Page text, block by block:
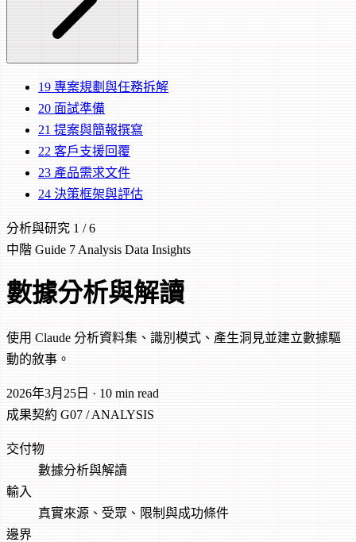
19 專案規劃與任務拆解
20 面試準備
21 提案與簡報撰寫
22 客戶支援回覆
23 產品需求文件
24 決策框架與評估
分析與研究 1 / 6
中階 Guide 7 Analysis Data Insights
數據分析與解讀
使用 Claude 分析資料集、識別模式、產生洞見並建立數據驅
動的敘事。
2026年3月25日 · 10 min read
成果契約 G07 / ANALYSIS
交付物
數據分析與解讀
輸入
真實來源、受眾、限制與成功條件
邊界